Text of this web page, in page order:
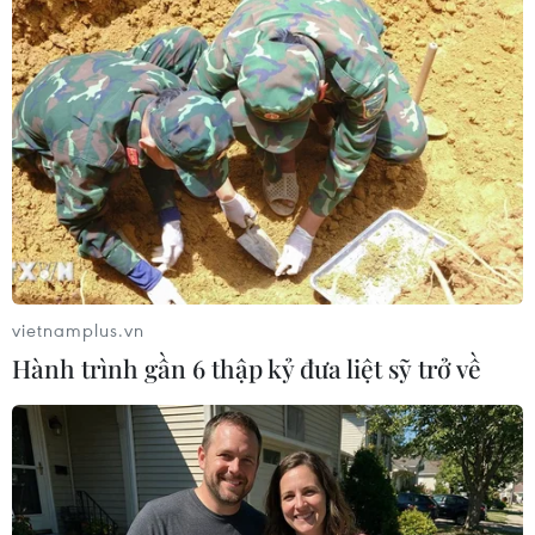
Chính thức hoãn các trận đấu của tuyển
Việt Nam ở vòng loại World Cup
09/03/2020 08:58
Các trận đấu của đội tuyển Việt Nam tại vòng loại
World Cup 2022 diễn ra trong tháng 3 và 6 đều bị hoãn
do ảnh hưởng bởi dịch COVID-19.
vietnamplus.vn
Hành trình gần 6 thập kỷ đưa liệt sỹ trở về